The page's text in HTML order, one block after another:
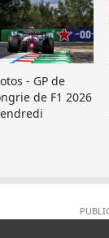
- GP de
de F1 2026